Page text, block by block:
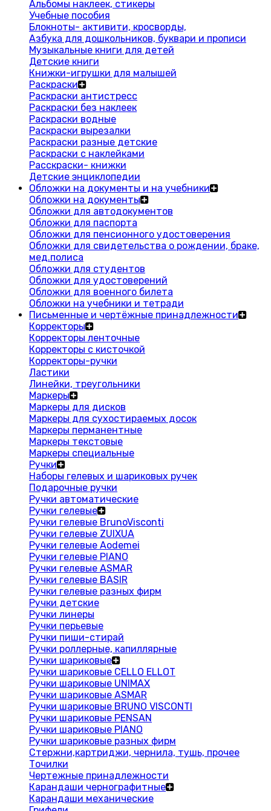
Альбомы наклеек, стикеры
Учебные пособия
Блокноты- активити, кросворды,
Азбука для дошкольников, буквари и прописи
Музыкальные книги для детей
Детские книги
Книжки-игрушки для малышей
Раскраски
Раскраски антистресс
Раскраски без наклеек
Раскраски водные
Раскраски вырезалки
Раскраски разные детские
Раскраски с наклейками
Расскраски- книжки
Детские энциклопедии
Обложки на документы и на учебники
Обложки на документы
Обложки для автодокументов
Обложки для паспорта
Обложки для пенсионного удостоверения
Обложки для свидетельства о рождении, браке,
мед.полиса
Обложки для студентов
Обложки для удостоверений
Обложки для военного билета
Обложки на учебники и тетради
Письменные и чертёжные принадлежности
Корректоры
Корректоры ленточные
Корректоры с кисточкой
Корректоры-ручки
Ластики
Линейки, треугольники
Маркеры
Маркеры для дисков
Маркеры для сухостираемых досок
Маркеры перманентные
Маркеры текстовые
Маркеры специальные
Ручки
Наборы гелевых и шариковых ручек
Подарочные ручки
Ручки автоматические
Ручки гелевые
Ручки гелевые BrunoVisconti
Ручки гелевые ZUIXUA
Ручки гелевые Aodemei
Ручки гелевые PIANO
Ручки гелевые ASMAR
Ручки гелевые BASIR
Ручки гелевые разных фирм
Ручки детские
Ручки линеры
Ручки перьевые
Ручки пиши-стирай
Ручки роллерные, капиллярные
Ручки шариковые
Ручки шариковые CELLO ELLOT
Ручки шариковые UNIMAX
Ручки шариковые ASMAR
Ручки шариковые BRUNO VISCONTI
Ручки шариковые PENSAN
Ручки шариковые PIANO
Ручки шариковые разных фирм
Стержни,картриджи, чернила, тушь, прочее
Точилки
Чертежные принадлежности
Карандаши чернографитные
Карандаши механические